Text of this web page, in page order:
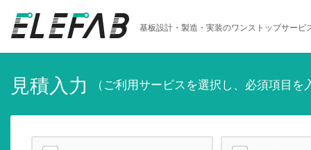
基板設計・製造・実装のワンストップサービ
見積入力 （ご利用サービスを選択し、必須項目